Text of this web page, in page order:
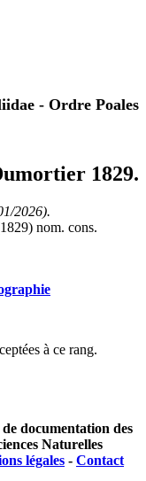
- Ordre Poales
1829.
2026).
nom. cons.
à ce rang.
documentation des
Naturelles
légales - Contact